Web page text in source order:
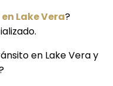
Lake Vera?
en Lake Vera y